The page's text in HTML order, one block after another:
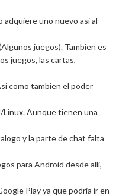
adquiere uno nuevo asi al
juegos). Tambien es
juegos, las cartas,
como tambien el poder
Aunque tienen una
y la parte de chat falta
para Android desde alli,
Play ya que podria ir en